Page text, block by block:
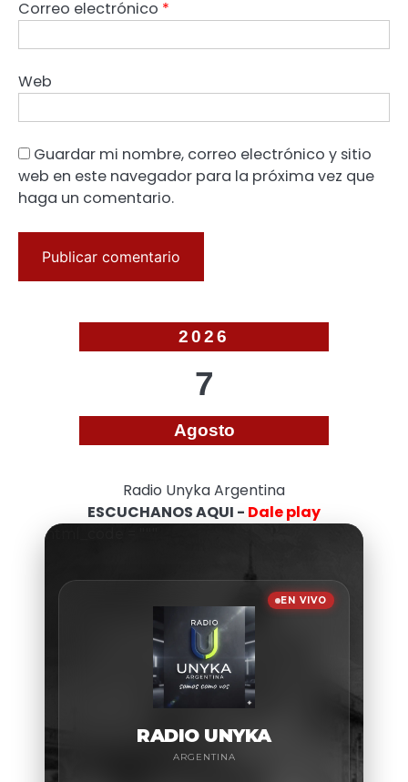
Correo electrónico *
Web
Guardar mi nombre, correo electrónico y sitio
web en este navegador para la próxima vez que
haga un comentario.
2026
7
Agosto
Radio Unyka Argentina
ESCUCHANOS AQUI - Dale play